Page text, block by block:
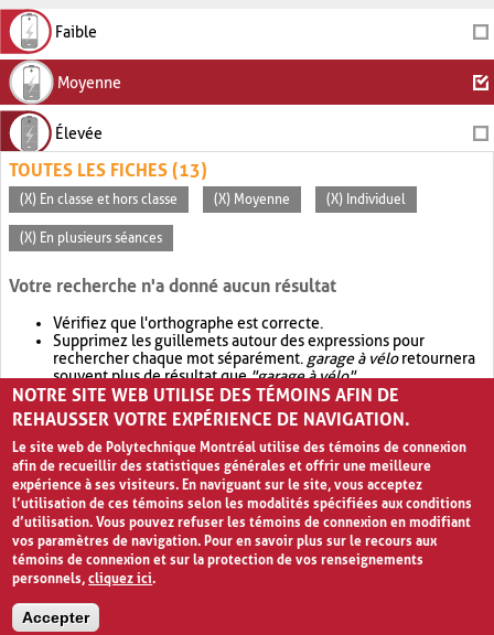
Faible
Moyenne
Élevée
TOUTES LES FICHES (13)
(X) En classe et hors classe (X) Moyenne (X) Individuel
(X) En plusieurs séances
Votre recherche n'a donné aucun résultat
Vérifiez que l'orthographe est correcte.
Supprimez les guillemets autour des expressions pour
rechercher chaque mot séparément. garage à véloretournera
souvent plus de résultat que"garage à vélo".
Envisagez d'élargir votre recherche avec OR.garage OR vélo
retournera souvent plus de résultat quegarage à vélo
NOTRE SITE WEB UTILISE DES TÉMOINS AFIN DE
REHAUSSER VOTRE EXPÉRIENCE DE NAVIGATION.
Le site web de Polytechnique Montréal utilise des témoins de connexion
afin de recueillir des statistiques générales et offrir une meilleure
expérience à ses visiteurs. En naviguant sur le site, vous acceptez
l’utilisation de ces témoins selon les modalités spécifiées aux conditions
d’utilisation. Vous pouvez refuser les témoins de connexion en modifiant
vos paramètres de navigation. Pour en savoir plus sur le recours aux
témoins de connexion et sur la protection de vos renseignements
personnels,cliquez ici.
Accepter